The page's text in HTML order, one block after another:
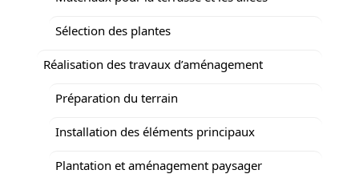
Sélection des plantes
Réalisation des travaux d’aménagement
Préparation du terrain
Installation des éléments principaux
Plantation et aménagement paysager